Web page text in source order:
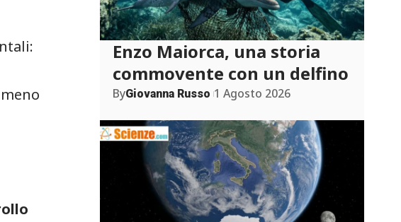
Enzo Maiorca, una storia
commovente con un delfino
ByGiovanna Russo 1 Agosto 2026